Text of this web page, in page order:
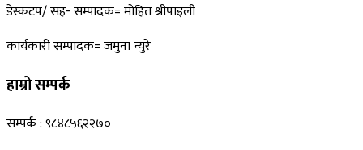
डेस्कटप/ सह- सम्पादक= माेहित श्रीपाइली
कार्यकारी सम्पादक= जमुना न्युरे
हाम्रो सम्पर्क
सम्पर्क : ९८४८५६२२७०